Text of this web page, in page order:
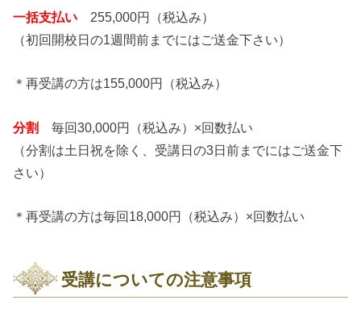
一括支払い 255,000円（税込み）
（初回開校日の1週間前までにはご送金下さい）
＊再受講の方は155,000円（税込み）
分割
毎回30,000円（税込み）×回数払い
（分割は土日祝を除く、受講日の3日前までにはご送金下
さい）
＊再受講の方は毎回18,000円（税込み）×回数払い
受講についての注意事項